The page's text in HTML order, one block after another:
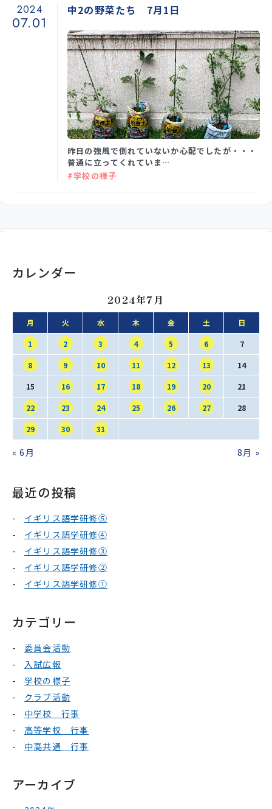
2024
07.01
中2の野菜たち 7月1日
昨日の強風で倒れていないか心配でしたが・・・
普通に立ってくれていま…
#学校の様子
カレンダー
2024年7月
月 火 水 木 金 土 日
1 2 3 4 5 6 7
8 9 10 11 12 13 14
15 16 17 18 19 20 21
22 23 24 25 26 27 28
29 30 31
« 6月 8月 »
最近の投稿
イギリス語学研修⑤
イギリス語学研修④
イギリス語学研修③
イギリス語学研修②
イギリス語学研修①
カテゴリー
委員会活動
入試広報
学校の様子
クラブ活動
中学校 行事
高等学校 行事
中高共通 行事
アーカイブ